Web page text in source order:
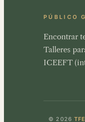
PÚBLICO
Encontrar
Talleres
ICEEFT
© 2026